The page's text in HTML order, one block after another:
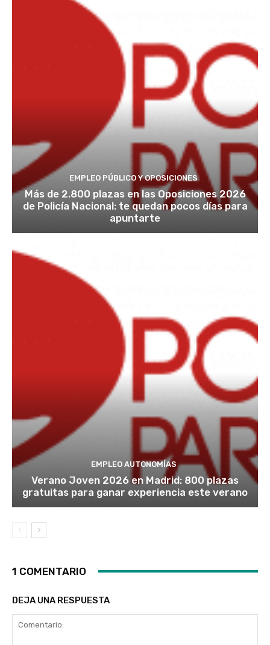
EMPLEO PÚBLICO Y OPOSICIONES
Más de 2.800 plazas en las Oposiciones 2026
de Policía Nacional: te quedan pocos días para
apuntarte
EMPLEO AUTONOMÍAS
Verano Joven 2026 en Madrid: 800 plazas
gratuitas para ganar experiencia este verano
1 COMENTARIO
DEJA UNA RESPUESTA